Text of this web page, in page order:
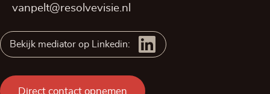
vanpelt@resolvevisie.nl
Bekijk mediator op Linkedin:
Direct contact opnemen